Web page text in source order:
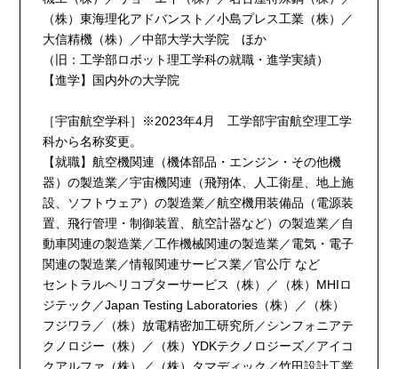
（株）東海理化アドバンスト／小島プレス工業（株）／
大信精機（株）／中部大学大学院 ほか
（旧：工学部ロボット理工学科の就職・進学実績）
【進学】国内外の大学院
［宇宙航空学科］※2023年4月 工学部宇宙航空理工学
科から名称変更。
【就職】航空機関連（機体部品・エンジン・その他機
器）の製造業／宇宙機関連（飛翔体、人工衛星、地上施
設、ソフトウェア）の製造業／航空機用装備品（電源装
置、飛行管理・制御装置、航空計器など）の製造業／自
動車関連の製造業／工作機械関連の製造業／電気・電子
関連の製造業／情報関連サービス業／官公庁 など
セントラルヘリコプターサービス（株）／（株）MHIロ
ジテック／Japan Testing Laboratories（株）／（株）
フジワラ／（株）放電精密加工研究所／シンフォニアテ
クノロジー（株）／（株）YDKテクノロジーズ／アイコ
クアルファ（株）／（株）タマディック／竹田設計工業